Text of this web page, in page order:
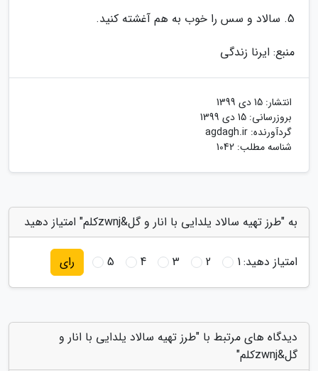
5. سالاد و سس را خوب به هم آغشته کنید.
منبع: ایرنا زندگی
انتشار: 15 دی 1399
بروزرسانی: 15 دی 1399
گردآورنده: agdagh.ir
شناسه مطلب: 1042
به "طرز تهیه سالاد یلدایی با انار و گل&zwnjکلم" امتیاز دهید
امتیاز دهید:1
2
3
4
5 رای
دیدگاه های مرتبط با "طرز تهیه سالاد یلدایی با انار و
گل&zwnjکلم"